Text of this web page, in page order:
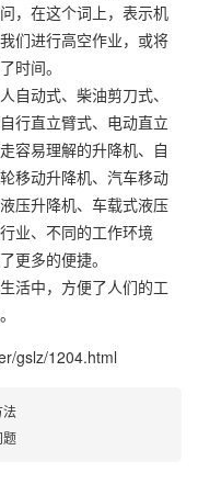
，在这个词上，表示机
们进行高空作业，或将
时间。
自动式、柴油剪刀式、
行直立臂式、电动直立
容易理解的升降机、自
移动升降机、汽车移动
压升降机、车载式液压
业、不同的工作环境
更多的便捷。
活中，方便了人们的工
gslz/1204.html
法
题